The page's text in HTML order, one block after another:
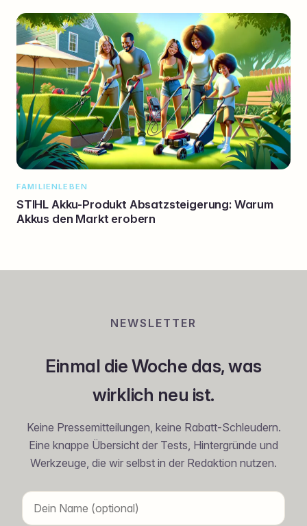
FAMILIENLEBEN
STIHL Akku-Produkt Absatzsteigerung: Warum
Akkus den Markt erobern
NEWSLETTER
Einmal die Woche das, was
wirklich neu ist.
Keine Pressemitteilungen, keine Rabatt-Schleudern.
Eine knappe Übersicht der Tests, Hintergründe und
Werkzeuge, die wir selbst in der Redaktion nutzen.